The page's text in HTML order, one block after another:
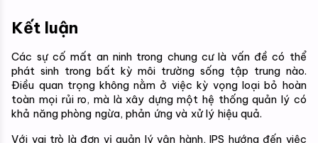
Kết luận
Các sự cố mất an ninh trong chung cư là vấn đề có thể
phát sinh trong bất kỳ môi trường sống tập trung nào.
Điều quan trọng không nằm ở việc kỳ vọng loại bỏ hoàn
toàn mọi rủi ro, mà là xây dựng một hệ thống quản lý có
khả năng phòng ngừa, phản ứng và xử lý hiệu quả.
Với vai trò là đơn vị quản lý vận hành, IPS hướng đến việc